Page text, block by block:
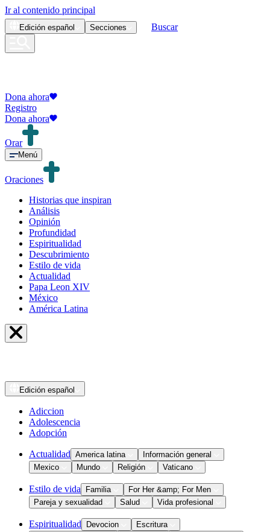
Ir al contenido principal
Edición español Secciones Buscar
Dona ahora
Registro
Dona ahora
Orar
Menú
Oraciones
Historias que inspiran
Análisis
Opinión
Profundidad
Espiritualidad
Descubrimiento
Estilo de vida
Actualidad
Papa Leon XIV
México
América Latina
Edición español
Adiccion
Adolescencia
Adopción
Actualidad America latina
Información general
Mexico
Mundo Religión Vaticano
Estilo de vida Familia
For Her &amp; For Men
Pareja y sexualidad
Salud Vida profesional
Espiritualidad Devocion
Escritura